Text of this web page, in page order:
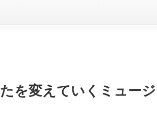
を変えていくミュー